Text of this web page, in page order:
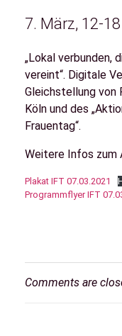
7. März, 12-
„Lokal verbunden,
vereint“. Digitale
Gleichstellung von
Köln und des
Frauentag“.
Weitere Infos zum
Plakat IFT 07.03.2021
Programmflyer IFT
Comments are